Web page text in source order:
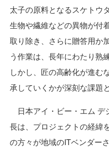
太子の原料となるスケトウ
生物や繊維などの異物が付
取り除き、さらに贈答用か
う作業は、長年にわたり熟
しかし、匠の高齢化が進む
承していくかが深刻な課題
日本アイ・ビー・エム デ
長は、プロジェクトの経緯
の方々が地域のITベンダー